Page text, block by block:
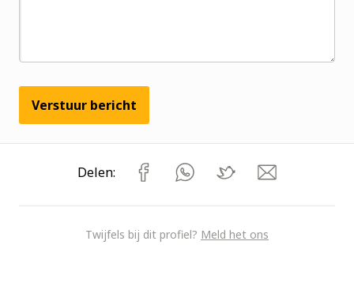
Verstuur bericht
Delen:
Twijfels bij dit profiel? Meld het ons